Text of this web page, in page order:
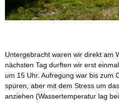
Untergebracht waren wir direkt am
nächsten Tag durften wir erst
um 15 Uhr. Aufregung war bis zum
spüren, aber mit dem Stress um
anziehen (Wassertemperatur lag